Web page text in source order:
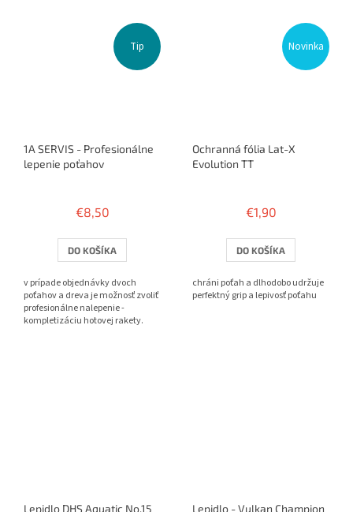
Tip
1A SERVIS - Profesionálne
lepenie poťahov
produktu
3,8
z
hviezdičiek.
€8,50
DO KOŠÍKA
v prípade objednávky dvoch
poťahov a dreva je možnosť zvoliť
profesionálne nalepenie -
kompletizáciu hotovej rakety.
Novinka
Ochranná fólia Lat-X
Evolution TT
produktu
4,0
z
hviezdičiek.
€1,90
DO KOŠÍKA
chráni poťah a dlhodobo udržuje
perfektný grip a lepivosť poťahu
Lepidlo DHS Aquatic No.15 Lepidlo - Vulkan Champion